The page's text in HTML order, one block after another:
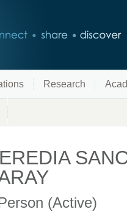
Research
(Active)